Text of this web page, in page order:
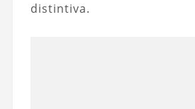
distintiva.